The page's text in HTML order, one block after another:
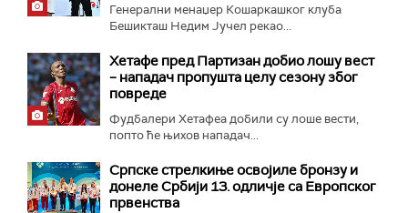
Генерални менаџер Кошаркашког клуба
Бешикташ Недим Јучел рекао...
Хетафе пред Партизан добио лошу вест
– нападач пропушта целу сезону због
повреде
Фудбалери Хетафеа добили су лоше вести,
попто ће њихов нападач...
Српске стрелкиње освојиле бронзу и
донеле Србији 13. одличје са Европског
првенства